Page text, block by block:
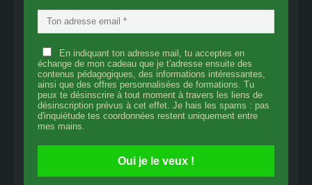
En indiquant ton adresse mail, tu acceptes en
échange de mon cadeau que je t'adresse ensuite des
contenus pédagogiques, des informations intéressantes,
ainsi que des offres personnalisées de formations. Tu
peux te désinscrire à tout moment à travers les liens de
désinscription prévus à cet effet. Je hais les spams : pas
d'inquiétude tes coordonnées restent uniquement entre
mes mains.
Oui je le veux !